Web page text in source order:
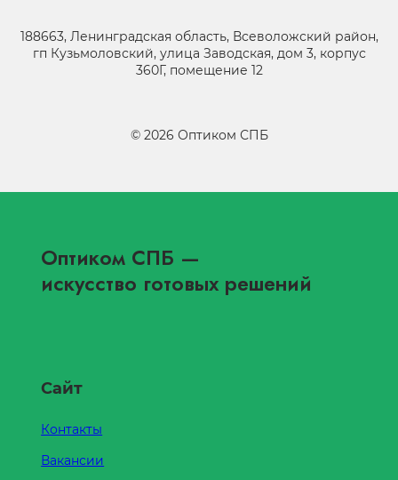
188663, Ленинградская область, Всеволожский район,
гп Кузьмоловский, улица Заводская, дом 3, корпус
360Г, помещение 12
© 2026 Оптиком СПБ
Оптиком СПБ —
искусство готовых решений
Сайт
Контакты
Вакансии